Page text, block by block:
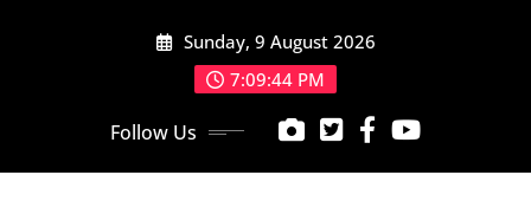
Sunday, 9 August 2026
7:09:46 PM
Follow Us